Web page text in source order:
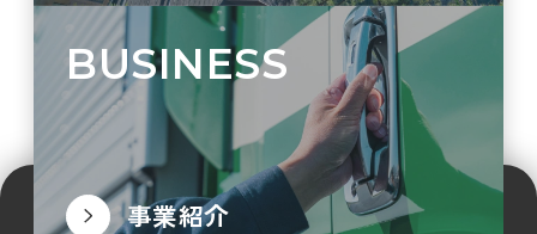
BUSINESS
事業紹介